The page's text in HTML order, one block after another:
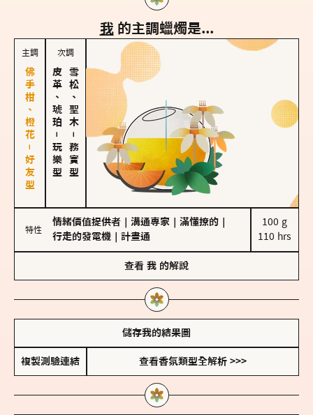
我 的主調蠟燭是...
主調
佛手柑、橙花－好友型
次調
皮革、琥珀
－
玩樂型
雪松、聖木
－
務實型
特性
情緒價值提供者 溝通專家 滿懂撩的
行走的發電機
計畫通
100 g
110 hrs
查看 我 的解說
儲存我的結果圖
複製測驗連結 查看香氛類型全解析 >>>